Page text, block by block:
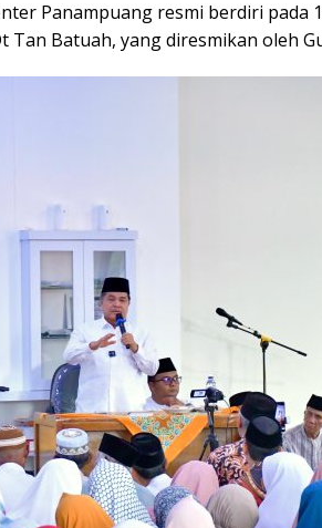
Panampuang resmi berdiri pada
Tan Batuah, yang diresmikan oleh